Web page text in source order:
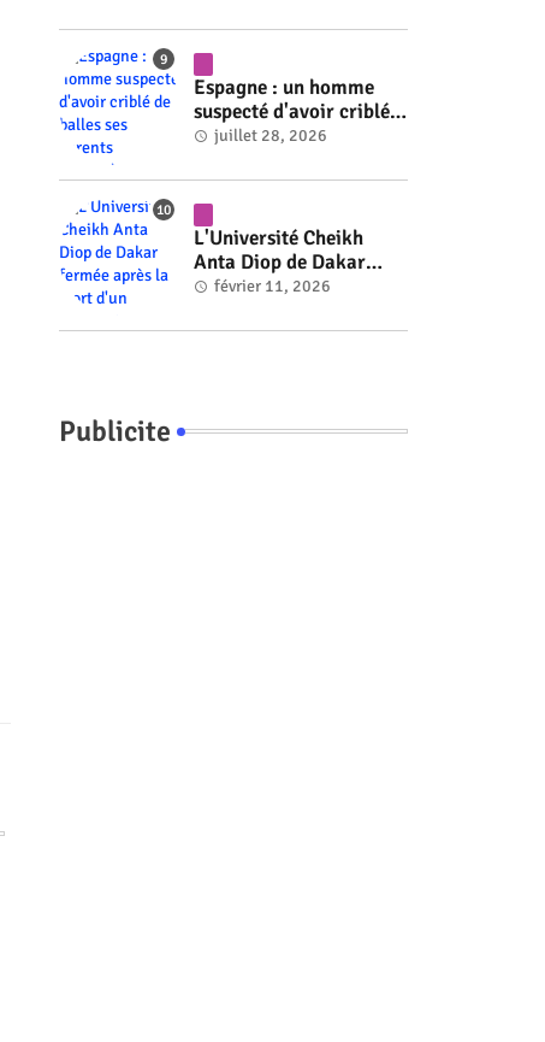
Espagne : un homme
suspecté d'avoir criblé
de balles ses parents
juillet 28, 2026
L'Université Cheikh
Anta Diop de Dakar
fermée après la mort
#RwOT
février 11, 2026
Publicite